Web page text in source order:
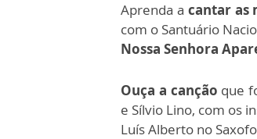
Aprenda a cantar as
com o Santuário
Nossa Senhora
Ouça a canção que
e Sílvio Lino, com os
Luís Alberto no